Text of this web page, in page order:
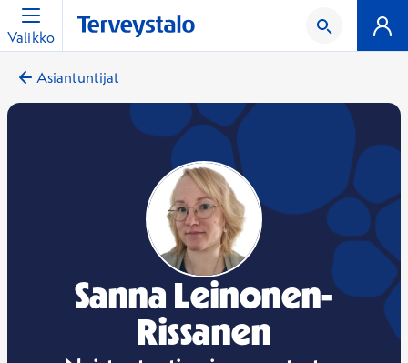
Valikko
Asiantuntijat
Sanna Leinonen-
Rissanen